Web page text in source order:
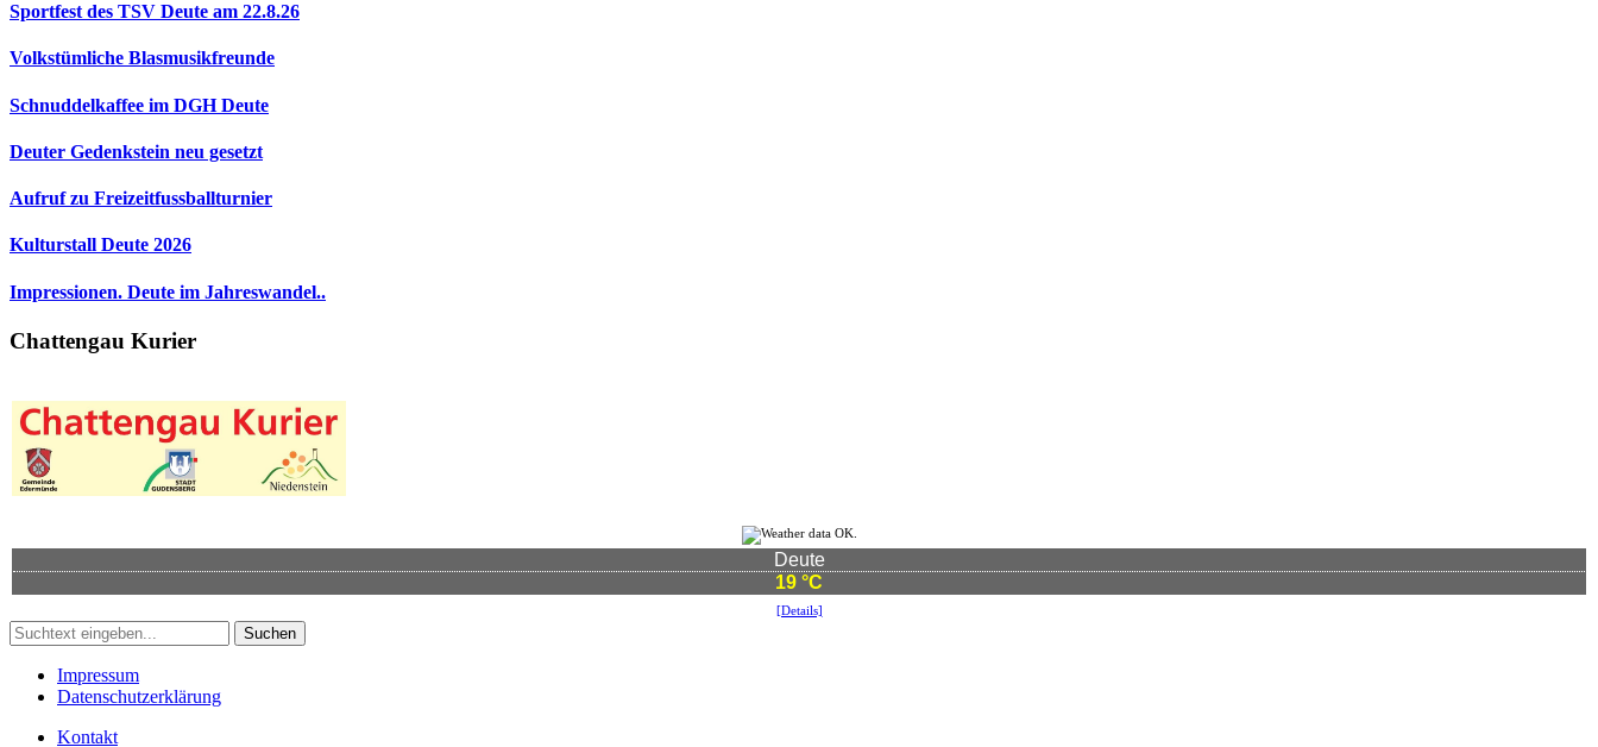
Sportfest des TSV Deute am 22.8.26
Volkstümliche Blasmusikfreunde
Schnuddelkaffee im DGH Deute
Deuter Gedenkstein neu gesetzt
Aufruf zu Freizeitfussballturnier
Kulturstall Deute 2026
Impressionen. Deute im Jahreswandel..
Chattengau Kurier
Deute
19 °C
[Details]
Suchen
Impressum
Datenschutzerklärung
Kontakt